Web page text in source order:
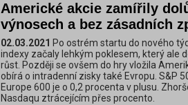
Americké akcie zamířily
výnosech a bez zásadních
02.03.2021 Po ostrém startu do nového
indexy začaly lehkým poklesem, který ale
růst. Později se ovšem do hry vložila
obírá o intradenní zisky také Evropu. S&P
Europe 600 je o 0,2 procenta v plusu.
Nasdaqu ztrácejícím přes procento.